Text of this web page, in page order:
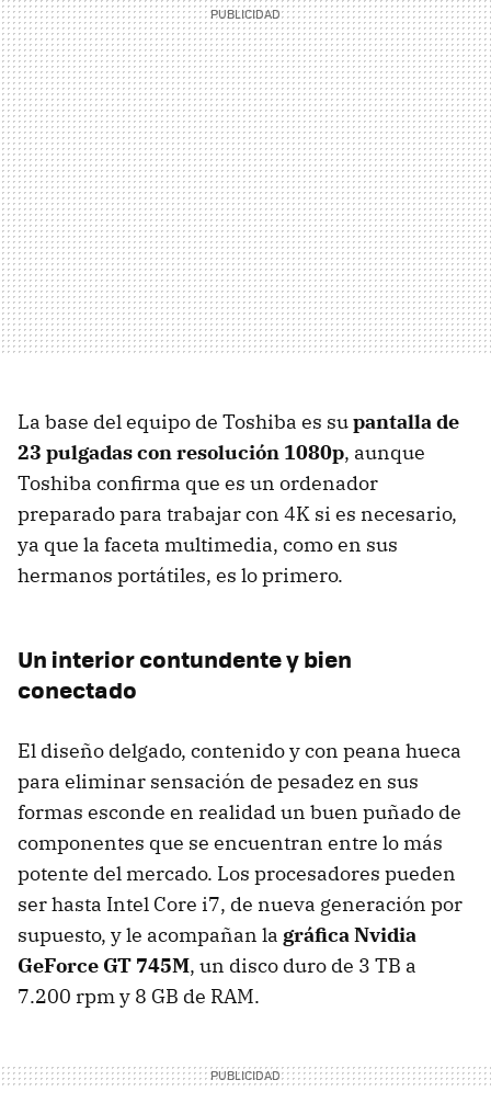
La base del equipo de Toshiba es supantalla de
23 pulgadas con resolución 1080p, aunque
Toshiba confirma que es un ordenador
preparado para trabajar con 4K si es necesario,
ya que la faceta multimedia, como en sus
hermanos portátiles, es lo primero.
Un interior contundente y bien
conectado
El diseño delgado, contenido y con peana hueca
para eliminar sensación de pesadez en sus
formas esconde en realidad un buen puñado de
componentes que se encuentran entre lo más
potente del mercado. Los procesadores pueden
ser hasta Intel Core i7, de nueva generación por
supuesto, y le acompañan la gráfica Nvidia
GeForce GT 745M, un disco duro de 3 TB a
7.200 rpm y 8 GB de RAM.